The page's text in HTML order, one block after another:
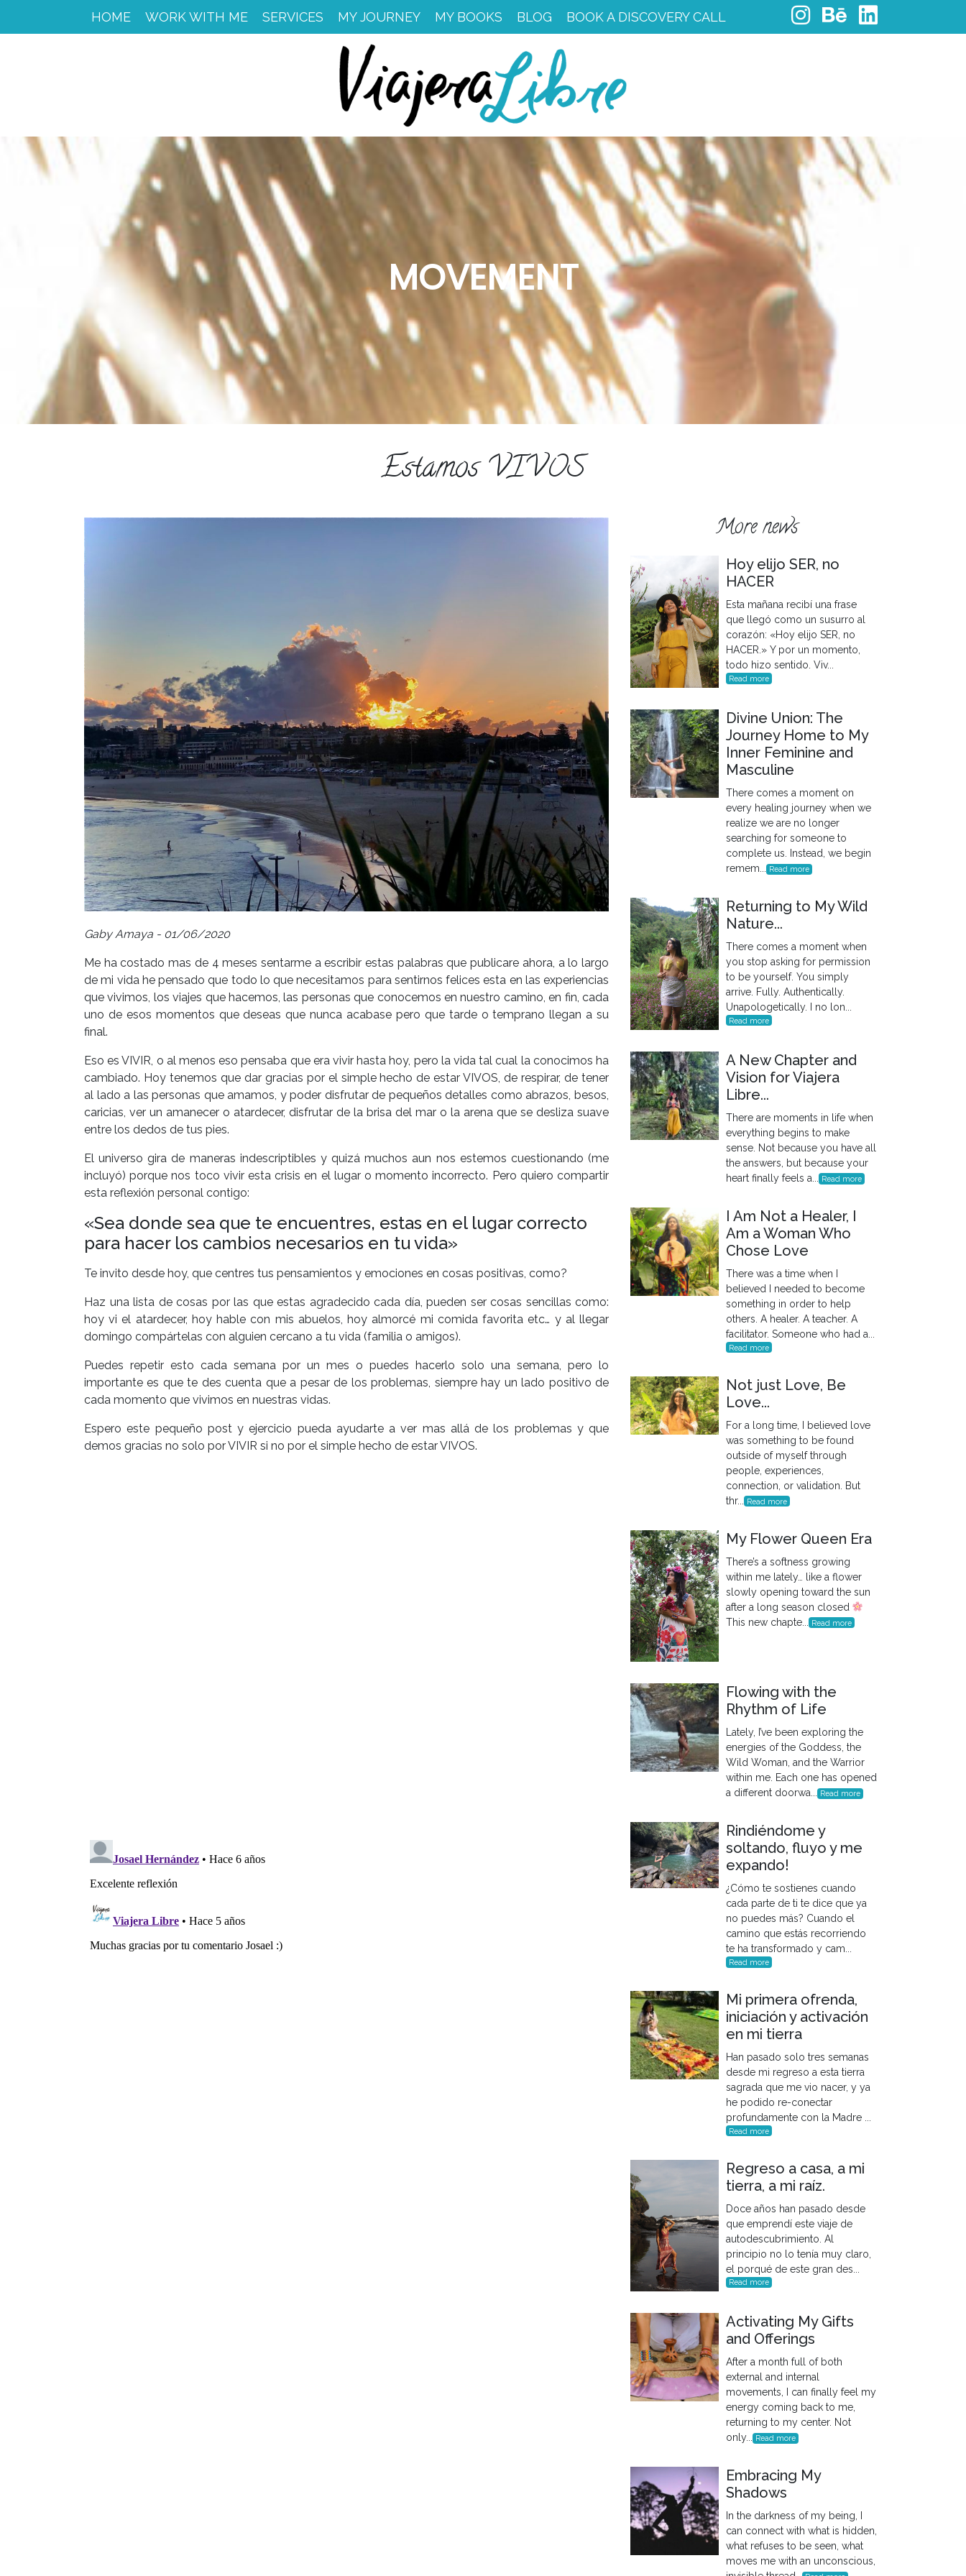
HOME WORK WITH ME SERVICES MY JOURNEY MY BOOKS BLOG BOOK A DISCOVERY CALL
MOVEMENT
Estamos VIVOS
Gaby Amaya - 01/06/2020
Me ha costado mas de 4 meses sentarme a escribir estas palabras que publicare ahora, a lo largo
de mi vida he pensado que todo lo que necesitamos para sentirnos felices esta en las experiencias
que vivimos, los viajes que hacemos, las personas que conocemos en nuestro camino, en fin, cada
uno de esos momentos que deseas que nunca acabase pero que tarde o temprano llegan a su
final.
Eso es VIVIR, o al menos eso pensaba que era vivir hasta hoy, pero la vida tal cual la conocimos ha
cambiado. Hoy tenemos que dar gracias por el simple hecho de estar VIVOS, de respirar, de tener
al lado a las personas que amamos, y poder disfrutar de pequeños detalles como abrazos, besos,
caricias, ver un amanecer o atardecer, disfrutar de la brisa del mar o la arena que se desliza suave
entre los dedos de tus pies.
El universo gira de maneras indescriptibles y quizá muchos aun nos estemos cuestionando (me
incluyó) porque nos toco vivir esta crisis en el lugar o momento incorrecto. Pero quiero compartir
esta reflexión personal contigo:
«Sea donde sea que te encuentres, estas en el lugar correcto
para hacer los cambios necesarios en tu vida»
Te invito desde hoy, que centres tus pensamientos y emociones en cosas positivas, como?
Haz una lista de cosas por las que estas agradecido cada día, pueden ser cosas sencillas como:
hoy vi el atardecer, hoy hable con mis abuelos, hoy almorcé mi comida favorita etc… y al llegar
domingo compártelas con alguien cercano a tu vida (familia o amigos).
Puedes repetir esto cada semana por un mes o puedes hacerlo solo una semana, pero lo
importante es que te des cuenta que a pesar de los problemas, siempre hay un lado positivo de
cada momento que vivimos en nuestras vidas.
Espero este pequeño post y ejercicio pueda ayudarte a ver mas allá de los problemas y que
demos gracias no solo por VIVIR si no por el simple hecho de estar VIVOS.
More news
Hoy elijo SER, no
HACER
Esta mañana recibí una frase
que llegó como un susurro al
corazón: «Hoy elijo SER, no
HACER.» Y por un momento,
todo hizo sentido. Viv...
Read more
Divine Union: The
Journey Home to My
Inner Feminine and
Masculine
There comes a moment on
every healing journey when we
realize we are no longer
searching for someone to
complete us. Instead, we begin
remem...
Read more
Returning to My Wild
Nature...
There comes a moment when
you stop asking for permission
to be yourself. You simply
arrive. Fully. Authentically.
Unapologetically. I no lon...
Read more
A New Chapter and
Vision for Viajera
Libre...
There are moments in life when
everything begins to make
sense. Not because you have all
the answers, but because your
heart finally feels a...
Read more
I Am Not a Healer, I
Am a Woman Who
Chose Love
There was a time when I
believed I needed to become
something in order to help
others. A healer. A teacher. A
facilitator. Someone who had a...
Read more
Not just Love, Be
Love...
For a long time, I believed love
was something to be found
outside of myself through
people, experiences,
connection, or validation. But
thr...
Read more
My Flower Queen Era
There’s a softness growing
within me lately… like a flower
slowly opening toward the sun
after a long season closed
This new chapte...
Read more
Flowing with the
Rhythm of Life
Lately, I’ve been exploring the
energies of the Goddess, the
Wild Woman, and the Warrior
within me. Each one has opened
a different doorwa... Read more
Rindiéndome y
soltando, fluyo y me
expando!
¿Cómo te sostienes cuando
cada parte de ti te dice que ya
no puedes más? Cuando el
camino que estás recorriendo
te ha transformado y cam...
Read more
Mi primera ofrenda,
iniciación y activación
en mi tierra
Han pasado solo tres semanas
desde mi regreso a esta tierra
sagrada que me vio nacer, y ya
he podido re-conectar
profundamente con la Madre ...
Read more
Regreso a casa, a mi
tierra, a mi raíz.
Doce años han pasado desde
que emprendí este viaje de
autodescubrimiento. Al
principio no lo tenía muy claro,
el porqué de este gran des...
Read more
Activating My Gifts
and Offerings
After a month full of both
external and internal
movements, I can finally feel my
energy coming back to me,
returning to my center. Not
only... Read more
Embracing My
Shadows
In the darkness of my being, I
can connect with what is hidden,
what refuses to be seen, what
moves me with an unconscious,
WORK
RETREAT
SERVICES
ESPAÑOL
COURSES
BLOG